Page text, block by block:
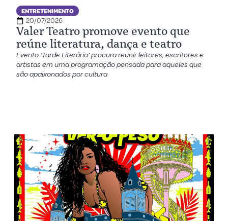
ENTRETENIMENTO
20/07/2026
Valer Teatro promove evento que
reúne literatura, dança e teatro
Evento ‘Tarde Literária’ procura reunir leitores, escritores e
artistas em uma programação pensada para aqueles que
são apaixonados por cultura